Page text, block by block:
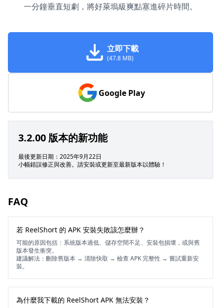
一分鐘垂直短劇，將好萊塢級爽點塞進碎片時間。
立即下載
(47.8 MB)
Google Play
3.2.00 版本的新功能
最後更新日期：2025年9月22日
小幅錯誤修正與改善。請安裝或更新至最新版本以體驗！
FAQ
若 ReelShort 的 APK 安裝失敗該怎麼辦？
可能的原因包括：系統版本過低、儲存空間不足、安裝包損壞，或與舊
版本發生衝突。
建議解法：刪除舊版本 → 清除快取 → 檢查 APK 完整性 → 嘗試重新安
裝。
為什麼我下載的 ReelShort APK 無法安裝？